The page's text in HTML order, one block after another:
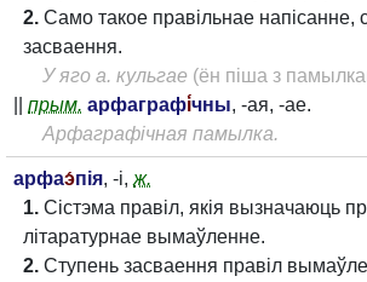
2. Само такое правільнае напісанне,
засваення.
У яго а. кульгае (ён піша з
прым. арфаграфі́чны, -ая, -ае.
Арфаграфічная памылка.
арфаэ́пія, -і, ж.
1. Сістэма правіл, якія вызначаюць
літаратурнае вымаўленне.
2. Ступень засваення правіл